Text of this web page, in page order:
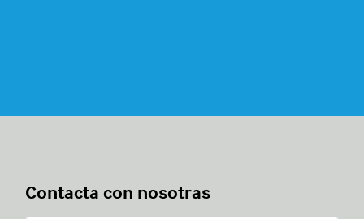
Contacta con nosotras